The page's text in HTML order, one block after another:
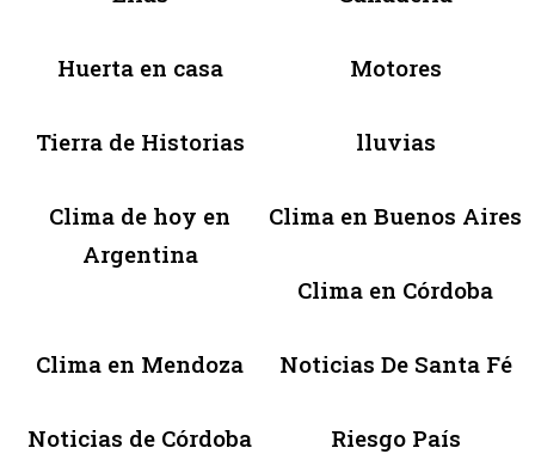
Huerta en casa Motores
Tierra de Historias lluvias
Clima de hoy en
Argentina
Clima en Buenos Aires
Clima en Córdoba
Clima en Mendoza Noticias De Santa Fé
Noticias de Córdoba Riesgo País